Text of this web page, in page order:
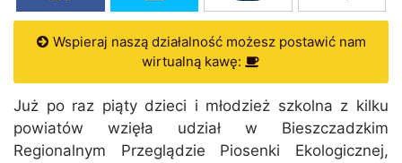
Wspieraj naszą działalność możesz postawić nam
wirtualną kawę:
Już po raz piąty dzieci i młodzież szkolna z kilku
powiatów wzięła udział w Bieszczadzkim
Regionalnym Przeglądzie Piosenki Ekologicznej,